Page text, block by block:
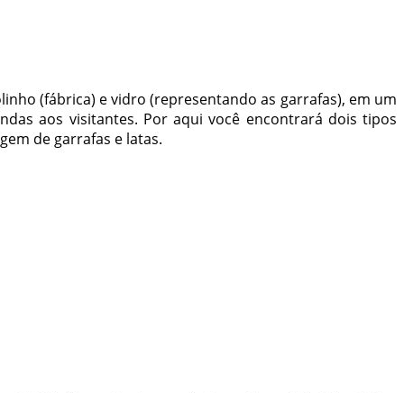
(fábrica) e vidro (representando as garrafas), em um
aos visitantes. Por aqui você encontrará dois tipos
de garrafas e latas.